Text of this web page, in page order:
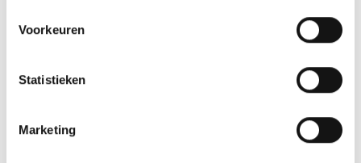
Voorkeuren
Statistieken
Marketing